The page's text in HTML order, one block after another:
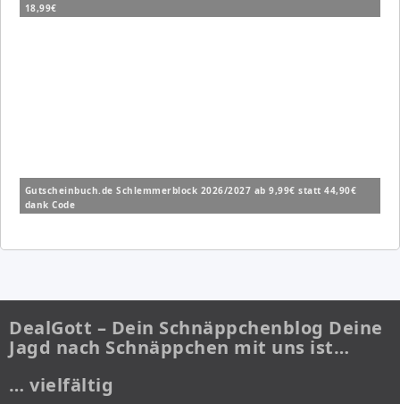
18,99€
Gutscheinbuch.de Schlemmerblock 2026/2027 ab 9,99€ statt 44,90€
dank Code
DealGott – Dein Schnäppchenblog Deine
Jagd nach Schnäppchen mit uns ist…
… vielfältig